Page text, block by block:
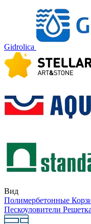
Gidrolica
Вид
Полимербетонные
Пескоуловители Решетка